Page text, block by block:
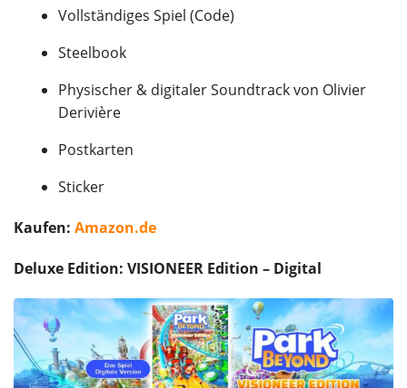
Vollständiges Spiel (Code)
Steelbook
Physischer & digitaler Soundtrack von Olivier
Derivière
Postkarten
Sticker
Kaufen: Amazon.de
Deluxe Edition: VISIONEER Edition – Digital